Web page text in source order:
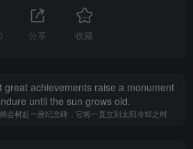
分享 收藏
great achievements raise a monument
until the sun grows old.
会树起一座纪念碑，它将一直立到太阳冷却之时